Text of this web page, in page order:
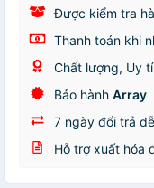
Được kiểm tra
Thanh toán khi
Chất lượng, Uy
Bảo hành Array
7 ngày đổi trả
Hỗ trợ xuất hóa